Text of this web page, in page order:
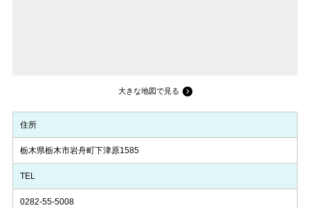
大きな地図で見る
住所
栃木県栃木市岩舟町下津原1585
TEL
0282-55-5008